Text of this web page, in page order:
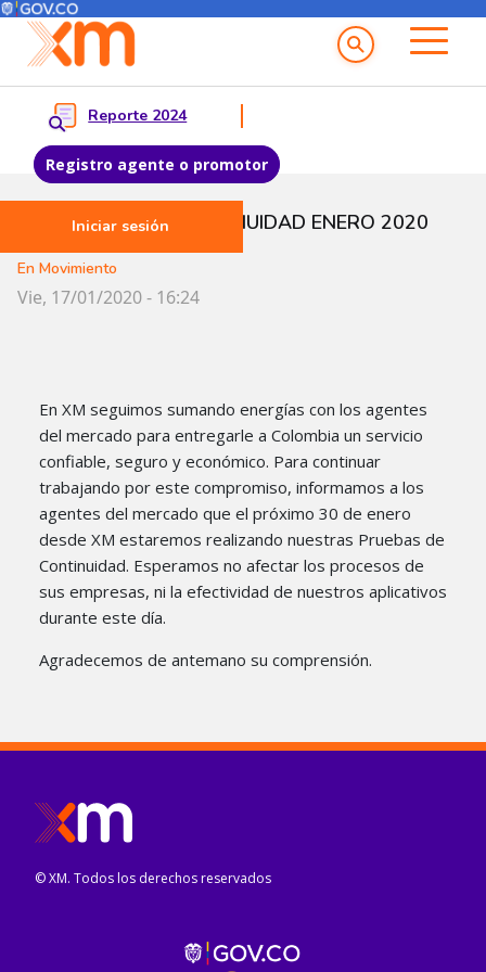
Pasar al contenido principal
Menú del Usuario
Reporte 2024
Registro agente o promotor
Iniciar sesión
Menu principal
PRUEBAS DE CONTINUIDAD ENERO 2020
En Movimiento
Vie, 17/01/2020 - 16:24
En XM seguimos sumando energías con los agentes
del mercado para entregarle a Colombia un servicio
confiable, seguro y económico. Para continuar
trabajando por este compromiso, informamos a los
agentes del mercado que el próximo 30 de enero
desde XM estaremos realizando nuestras Pruebas de
Continuidad. Esperamos no afectar los procesos de
sus empresas, ni la efectividad de nuestros aplicativos
durante este día.
Agradecemos de antemano su comprensión. ​
© XM. Todos los derechos reservados